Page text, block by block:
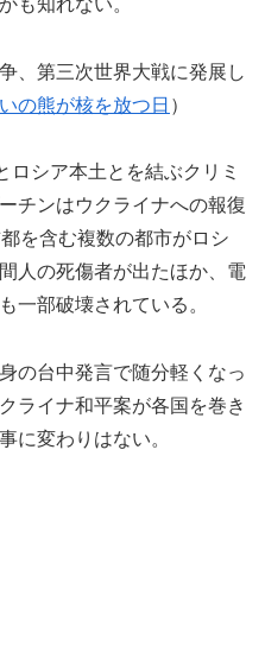
、第三次世界大戦に発展し
の熊が核を放つ日 ）
ロシア本土とを結ぶクリミ
チンはウクライナへの報復
を含む複数の都市がロシ
人の死傷者が出たほか、電
一部破壊されている。
の台中発言で随分軽くなっ
ライナ和平案が各国を巻き
に変わりはない。